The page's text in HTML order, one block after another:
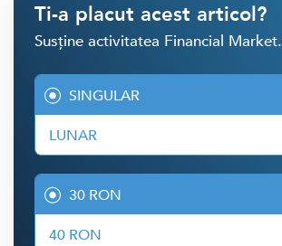
Ti-a placut acest articol?
Susține activitatea Financial Market.
SINGULAR
LUNAR
30 RON
40 RON